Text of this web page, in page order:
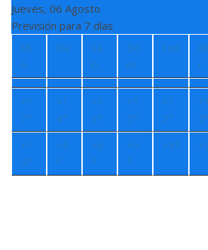
Jueves, 06 Agosto
Previsión para 7 días
Mi
é
Vie
Sá
b
Do
m
Lun
r
+1
7°
+1
4°
+1
4°
+1
5°
+1
2°
+1
2°
+1
5°
+5
°
+6
°
+5
°
+4° +